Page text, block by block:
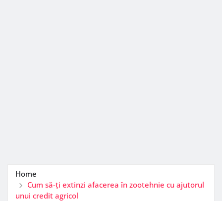
Home
Cum să-ți extinzi afacerea în zootehnie cu ajutorul
unui credit agricol